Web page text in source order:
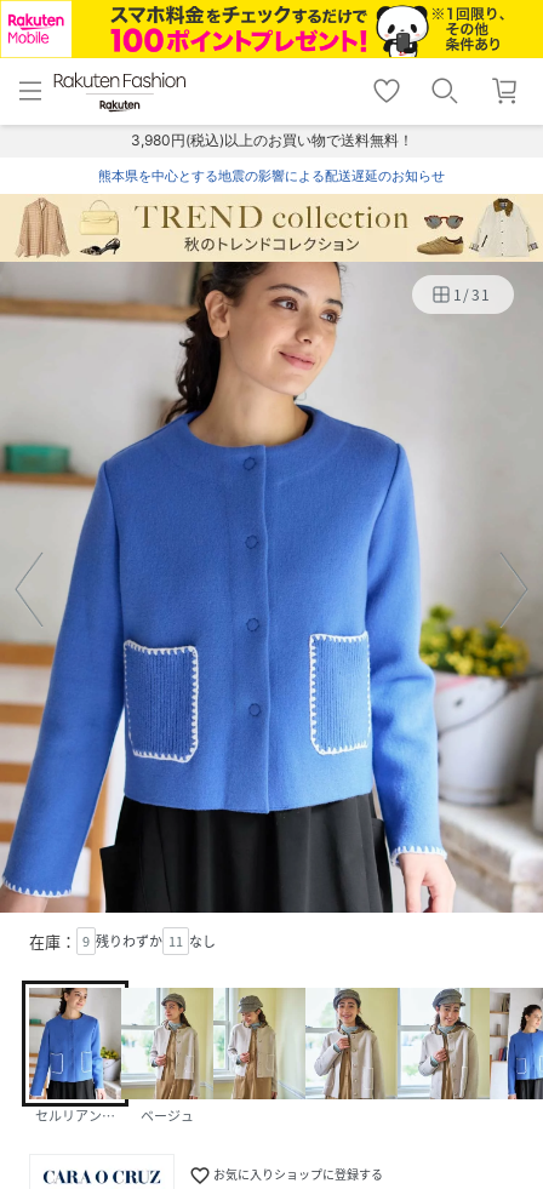
menu home
トップ
shopping_cart lock_outline
ログイン
3,980円(税込)以上のお買い物で送料無料！
熊本県を中心とする地震の影響による配送遅延のお知らせ
1/31
在庫： 9 残りわずか 11 なし
セルリアンブルー ベージュ
favorite_border お気に入りショップに登録する